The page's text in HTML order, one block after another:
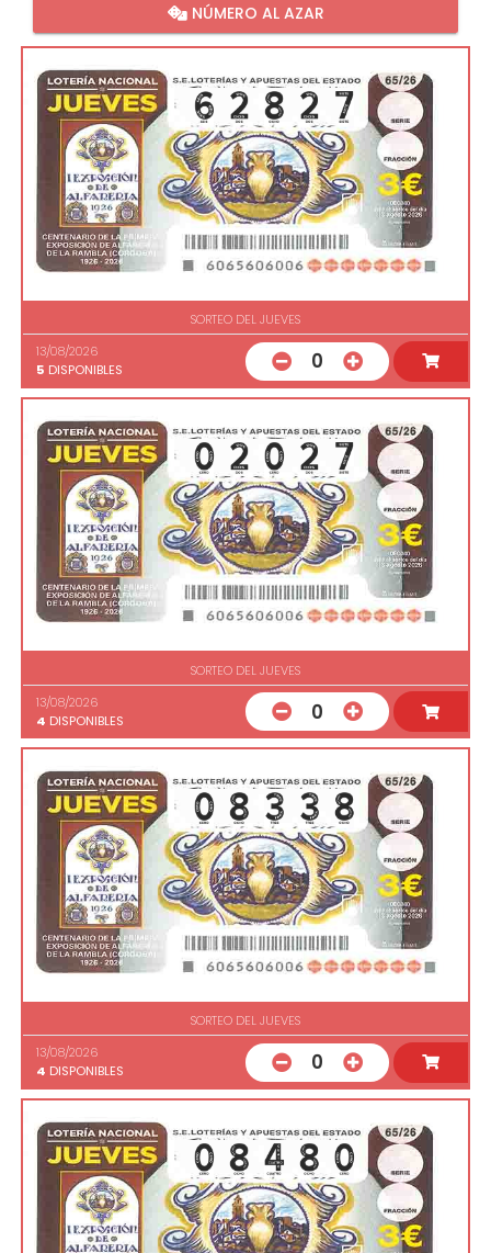
NÚMERO AL AZAR
SORTEO DEL JUEVES
13/08/2026
5 DISPONIBLES 0
SORTEO DEL JUEVES
13/08/2026
4 DISPONIBLES 0
SORTEO DEL JUEVES
13/08/2026
4 DISPONIBLES 0